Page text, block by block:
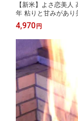
【新米】よさ恋美
年 粘りと甘みがあり
にぎり ギフト プレ
4,970円